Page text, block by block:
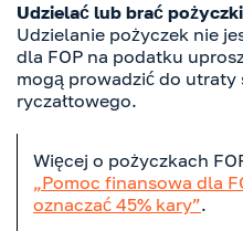
Udzielać lub brać
Udzielanie pożyczek nie
dla FOP na podatku
mogą prowadzić do
ryczałtowego.
Więcej o pożyczkach
„Pomoc finansowa dla
oznaczać 45% kary”.